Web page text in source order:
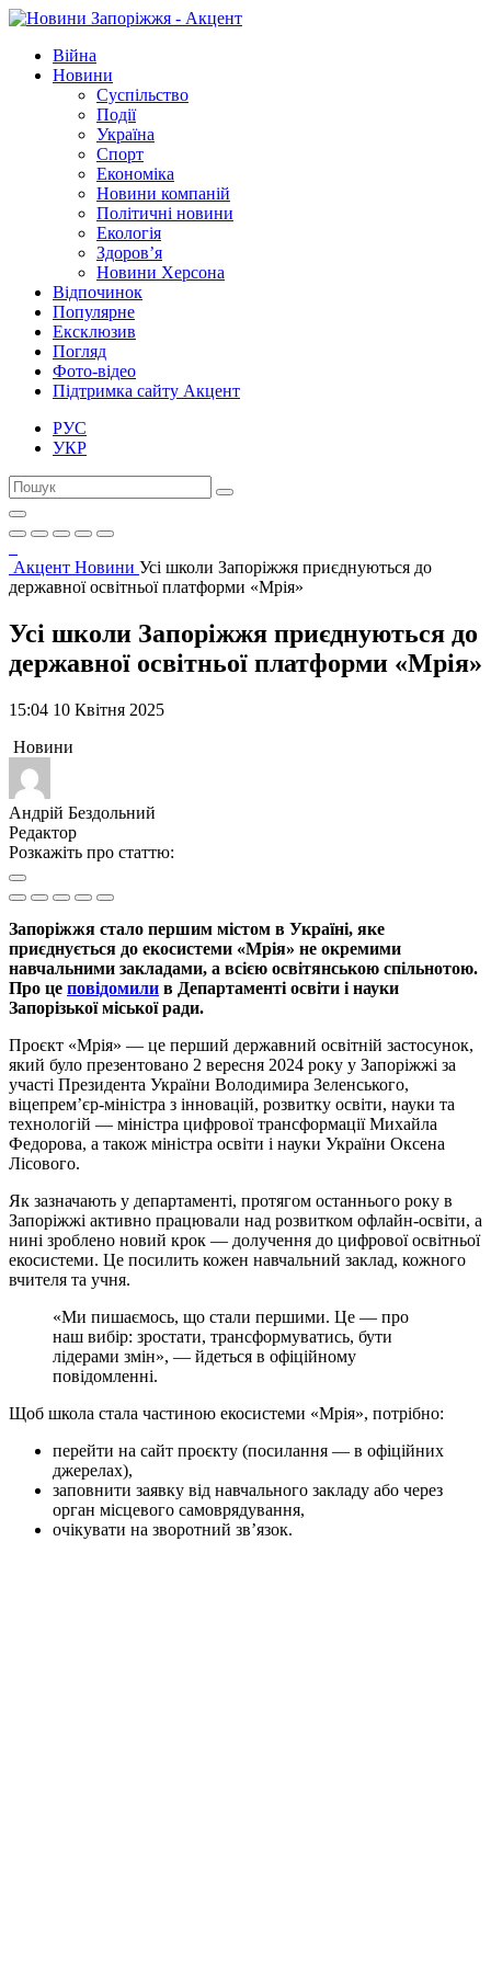
Війна
Новини
Суспільство
Події
Україна
Спорт
Економіка
Новини компаній
Політичні новини
Екологія
Здоров’я
Новини Херсона
Відпочинок
Популярне
Ексклюзив
Погляд
Фото-відео
Підтримка сайту Акцент
РУС
УКР
Акцент Новини Усі школи Запоріжжя приєднуються до
державної освітньої платформи «Мрія»
Усі школи Запоріжжя приєднуються до
державної освітньої платформи «Мрія»
15:04 10 Квітня 2025
Новини
Андрій Бездольний
Редактор
Розкажіть про статтю:
Запоріжжя стало першим містом в Україні, яке
приєднується до екосистеми «Мрія» не окремими
навчальними закладами, а всією освітянською спільнотою.
Про це повідомили в Департаменті освіти і науки
Запорізької міської ради.
Проєкт «Мрія» — це перший державний освітній застосунок,
який було презентовано 2 вересня 2024 року у Запоріжжі за
участі Президента України Володимира Зеленського,
віцепрем’єр-міністра з інновацій, розвитку освіти, науки та
технологій — міністра цифрової трансформації Михайла
Федорова, а також міністра освіти і науки України Оксена
Лісового.
Як зазначають у департаменті, протягом останнього року в
Запоріжжі активно працювали над розвитком офлайн-освіти, а
нині зроблено новий крок — долучення до цифрової освітньої
екосистеми. Це посилить кожен навчальний заклад, кожного
вчителя та учня.
«Ми пишаємось, що стали першими. Це — про
наш вибір: зростати, трансформуватись, бути
лідерами змін», — йдеться в офіційному
повідомленні.
Щоб школа стала частиною екосистеми «Мрія», потрібно:
перейти на сайт проєкту (посилання — в офіційних
джерелах),
заповнити заявку від навчального закладу або через
орган місцевого самоврядування,
очікувати на зворотний зв’язок.